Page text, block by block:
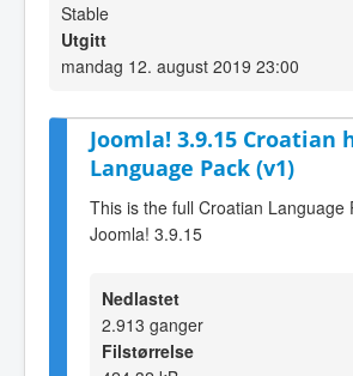
Stable
Utgitt
mandag 12. august 2019 23:00
Joomla! 3.9.15 Croatian
Language Pack (v1)
This is the full Croatian Language
Joomla! 3.9.15
Nedlastet
2.913 ganger
Filstørrelse